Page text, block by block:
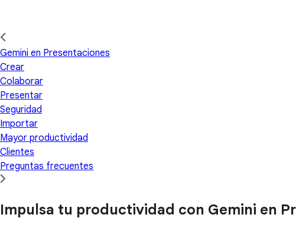
Gemini en Presentaciones
Crear
Colaborar
Presentar
Seguridad
Importar
Mayor productividad
Clientes
Preguntas frecuentes
Impulsa tu productividad con Gemini en